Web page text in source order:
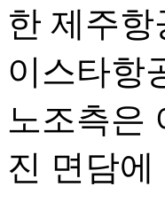
한 제주
이스타항
노조측은
진 면담에